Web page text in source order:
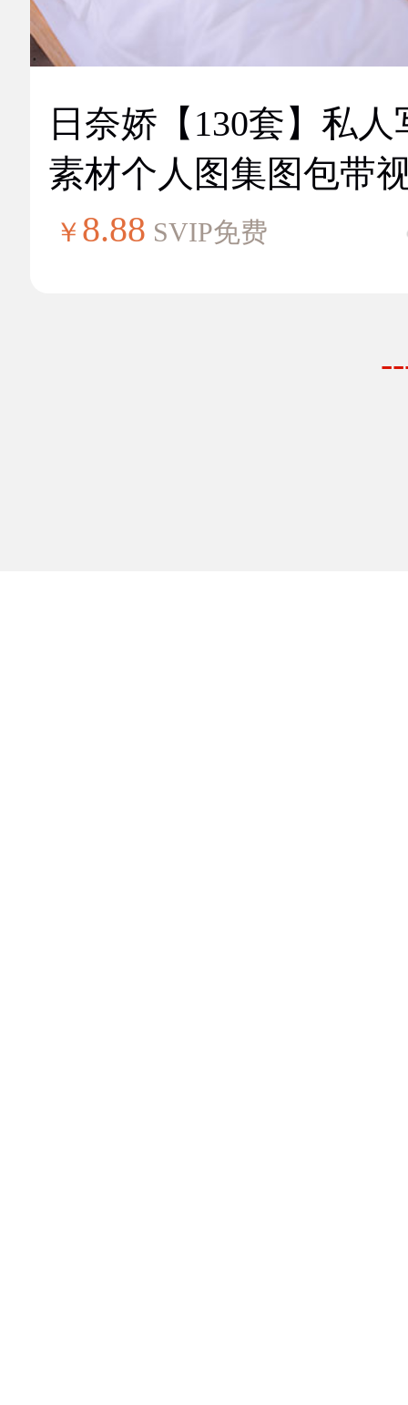
日奈娇【130套】私人
素材个人图集图包带
￥ 8.88 SVIP免费